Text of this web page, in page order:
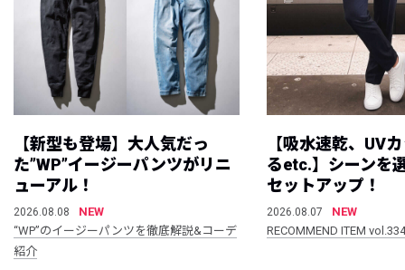
【新型も登場】大人気だっ
た”WP”イージーパンツがリニ
ューアル！
2026.08.08
NEW
“WP”のイージーパンツを徹底解説&コーデ
紹介
【吸水速乾、UV
るetc.】シーンを
セットアップ！
2026.08.07
NEW
RECOMMEND ITEM vol.334